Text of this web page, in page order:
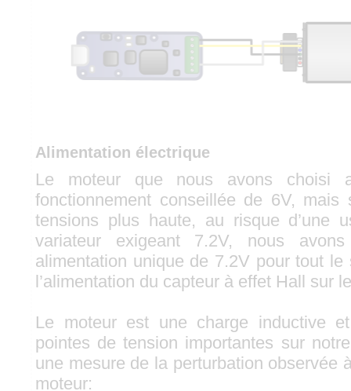
Alimentation électrique
Le moteur que nous avons choisi
fonctionnement conseillée de 6V, mais
tensions plus haute, au risque d’une
variateur exigeant 7.2V, nous
alimentation unique de 7.2V pour tout le
l’alimentation du capteur à effet Hall sur
Le moteur est une charge inductive
pointes de tension importantes sur
une mesure de la perturbation observée
moteur: